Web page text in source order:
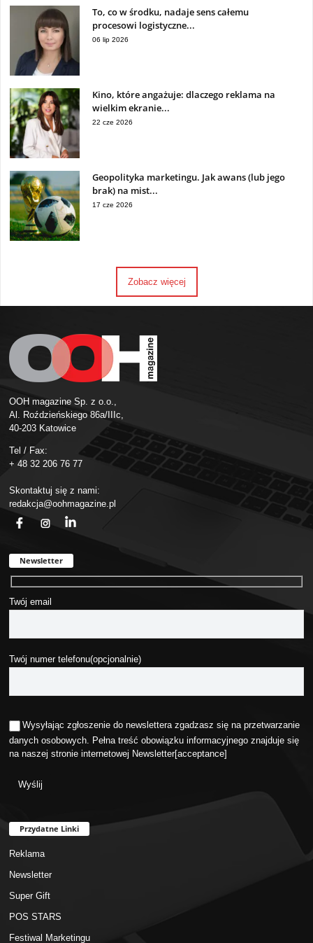
To, co w środku, nadaje sens całemu
procesowi logistyczne...
06 lip 2026
Kino, które angażuje: dlaczego reklama na
wielkim ekranie...
22 cze 2026
Geopolityka marketingu. Jak awans (lub jego
brak) na mist...
17 cze 2026
Zobacz więcej
OOH magazine Sp. z o.o.,
Al. Roździeńskiego 86a/IIIc,
40-203 Katowice
Tel / Fax:
+ 48 32 206 76 77
Skontaktuj się z nami:
redakcja@oohmagazine.pl
Newsletter
Twój email
Twój numer telefonu(opcjonalnie)
Wysyłając zgłoszenie do newslettera zgadzasz się na przetwarzanie
danych osobowych. Pełna treść obowiązku informacyjnego znajduje się
na naszej stronie internetowej Newsletter[acceptance]
Przydatne Linki
Reklama
Newsletter
Super Gift
POS STARS
Festiwal Marketingu